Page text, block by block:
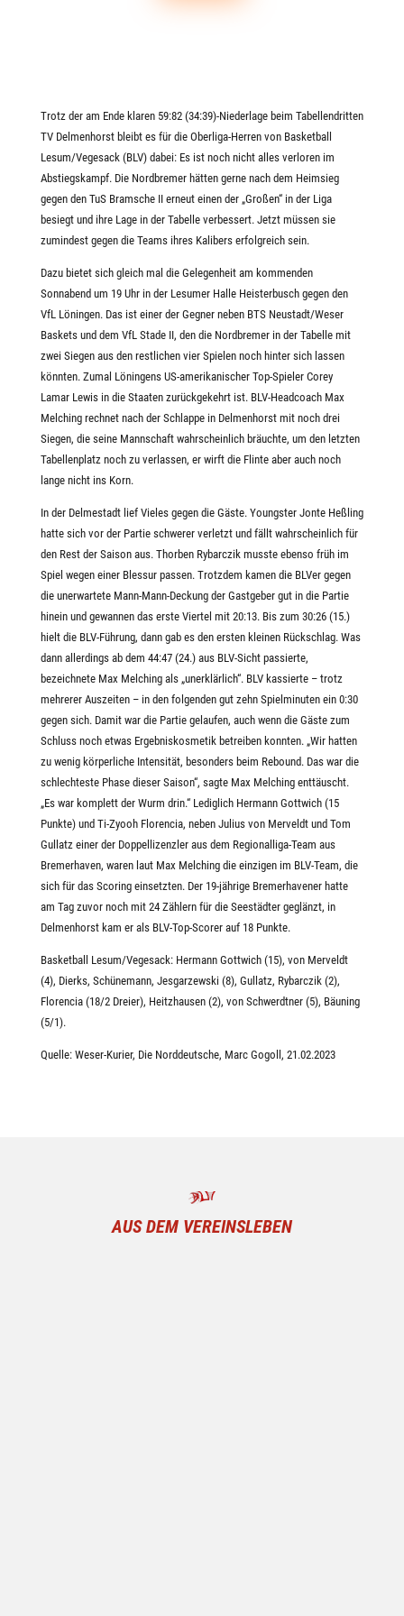
Trotz der am Ende klaren 59:82 (34:39)-Niederlage beim Tabellendritten
TV Delmenhorst bleibt es für die Oberliga-Herren von Basketball
Lesum/Vegesack (BLV) dabei: Es ist noch nicht alles verloren im
Abstiegskampf. Die Nordbremer hätten gerne nach dem Heimsieg
gegen den TuS Bramsche II erneut einen der „Großen“ in der Liga
besiegt und ihre Lage in der Tabelle verbessert. Jetzt müssen sie
zumindest gegen die Teams ihres Kalibers erfolgreich sein.
Dazu bietet sich gleich mal die Gelegenheit am kommenden
Sonnabend um 19 Uhr in der Lesumer Halle Heisterbusch gegen den
VfL Löningen. Das ist einer der Gegner neben BTS Neustadt/Weser
Baskets und dem VfL Stade II, den die Nordbremer in der Tabelle mit
zwei Siegen aus den restlichen vier Spielen noch hinter sich lassen
könnten. Zumal Löningens US-amerikanischer Top-Spieler Corey
Lamar Lewis in die Staaten zurückgekehrt ist. BLV-Headcoach Max
Melching rechnet nach der Schlappe in Delmenhorst mit noch drei
Siegen, die seine Mannschaft wahrscheinlich bräuchte, um den letzten
Tabellenplatz noch zu verlassen, er wirft die Flinte aber auch noch
lange nicht ins Korn.
In der Delmestadt lief Vieles gegen die Gäste. Youngster Jonte Heßling
hatte sich vor der Partie schwerer verletzt und fällt wahrscheinlich für
den Rest der Saison aus. Thorben Rybarczik musste ebenso früh im
Spiel wegen einer Blessur passen. Trotzdem kamen die BLVer gegen
die unerwartete Mann-Mann-Deckung der Gastgeber gut in die Partie
hinein und gewannen das erste Viertel mit 20:13. Bis zum 30:26 (15.)
hielt die BLV-Führung, dann gab es den ersten kleinen Rückschlag. Was
dann allerdings ab dem 44:47 (24.) aus BLV-Sicht passierte,
bezeichnete Max Melching als „unerklärlich“. BLV kassierte – trotz
mehrerer Auszeiten – in den folgenden gut zehn Spielminuten ein 0:30
gegen sich. Damit war die Partie gelaufen, auch wenn die Gäste zum
Schluss noch etwas Ergebniskosmetik betreiben konnten. „Wir hatten
zu wenig körperliche Intensität, besonders beim Rebound. Das war die
schlechteste Phase dieser Saison“, sagte Max Melching enttäuscht.
„Es war komplett der Wurm drin.“ Lediglich Hermann Gottwich (15
Punkte) und Ti-Zyooh Florencia, neben Julius von Merveldt und Tom
Gullatz einer der Doppellizenzler aus dem Regionalliga-Team aus
Bremerhaven, waren laut Max Melching die einzigen im BLV-Team, die
sich für das Scoring einsetzten. Der 19-jährige Bremerhavener hatte
am Tag zuvor noch mit 24 Zählern für die Seestädter geglänzt, in
Delmenhorst kam er als BLV-Top-Scorer auf 18 Punkte.
Basketball Lesum/Vegesack: Hermann Gottwich (15), von Merveldt
(4), Dierks, Schünemann, Jesgarzewski (8), Gullatz, Rybarczik (2),
Florencia (18/2 Dreier), Heitzhausen (2), von Schwerdtner (5), Bäuning
(5/1).
Quelle: Weser-Kurier, Die Norddeutsche, Marc Gogoll, 21.02.2023
AUS DEM VEREINSLEBEN